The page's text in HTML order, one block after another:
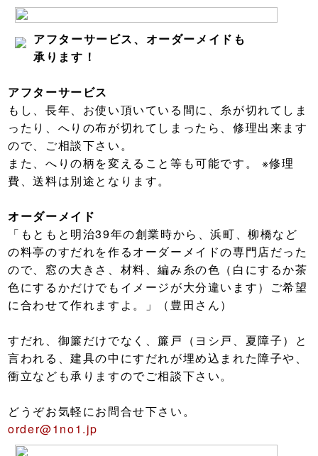
アフターサービス、オーダーメイドも
承ります！
アフターサービス
もし、長年、お使い頂いている間に、糸が切れてしま
ったり、へりの布が切れてしまったら、修理出来ます
ので、ご相談下さい。
また、へりの柄を変えること等も可能です。 ※修理
費、送料は別途となります。
オーダーメイド
「もともと明治39年の創業時から、浜町、柳橋など
の料亭のすだれを作るオーダーメイドの専門店だった
ので、窓の大きさ、材料、編み糸の色（白にするか茶
色にするかだけでもイメージが大分違います）ご希望
に合わせて作れますよ。」（豊田さん）
すだれ、御簾だけでなく、簾戸（ヨシ戸、夏障子）と
言われる、建具の中にすだれが埋め込まれた障子や、
衝立なども承りますのでご相談下さい。
どうぞお気軽にお問合せ下さい。
order@1no1.jp